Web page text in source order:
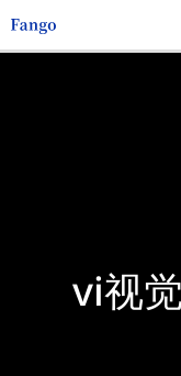
跳
至
vi视